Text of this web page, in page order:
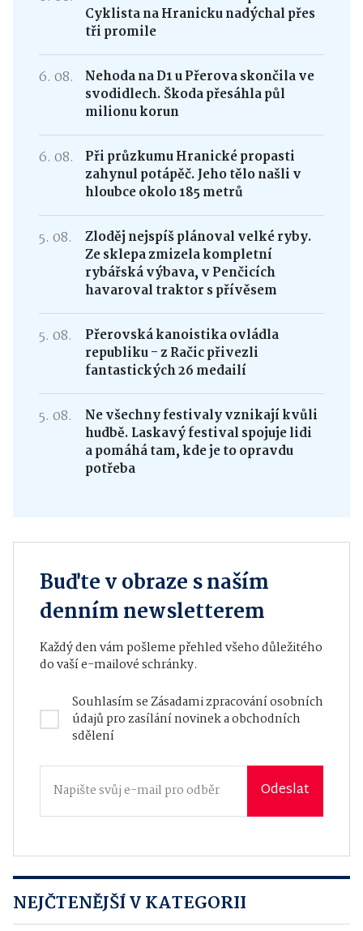
Cyklista na Hranicku nadýchal přes
tři promile
6. 08.
Nehoda na D1 u Přerova skončila ve
svodidlech. Škoda přesáhla půl
milionu korun
6. 08.
Při průzkumu Hranické propasti
zahynul potápěč. Jeho tělo našli v
hloubce okolo 185 metrů
5. 08.
Zloděj nejspíš plánoval velké ryby.
Ze sklepa zmizela kompletní
rybářská výbava, v Penčicích
havaroval traktor s přívěsem
5. 08.
Přerovská kanoistika ovládla
republiku - z Račic přivezli
fantastických 26 medailí
5. 08.
Ne všechny festivaly vznikají kvůli
hudbě. Laskavý festival spojuje lidi
a pomáhá tam, kde je to opravdu
potřeba
Buďte v obraze s naším
denním newsletterem
Každý den vám pošleme přehled všeho důležitého
do vaší e-mailové schránky.
Souhlasím seZásadami zpracování osobních
údajůpro zasílání novinek a obchodních
sdělení
Odeslat
NEJČTENĚJŠÍ V KATEGORII